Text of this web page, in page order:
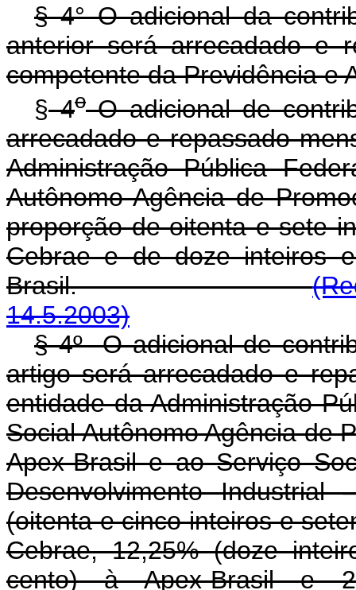
§ 4° O adicional da
anterior será arrecadado e
competente da Previdência e
§4oO adicional de
arrecadado e repassado
Administração Pública
Autônomo Agência de
proporção de oitenta e sete
Cebrae e de doze inteiros
Brasil.
14.5.2003)
§ 4º O adicional de
artigo será arrecadado e
entidade da Administração
Social Autônomo Agência de
Apex-Brasil e ao Serviço
Desenvolvimento
(oitenta e cinco inteiros e
Cebrae, 12,25% (doze
cento) à Apex-Brasil e